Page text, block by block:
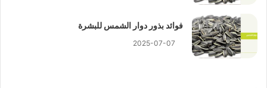
فوائد بذور دوار الشمس للبشرة
2025-07-07